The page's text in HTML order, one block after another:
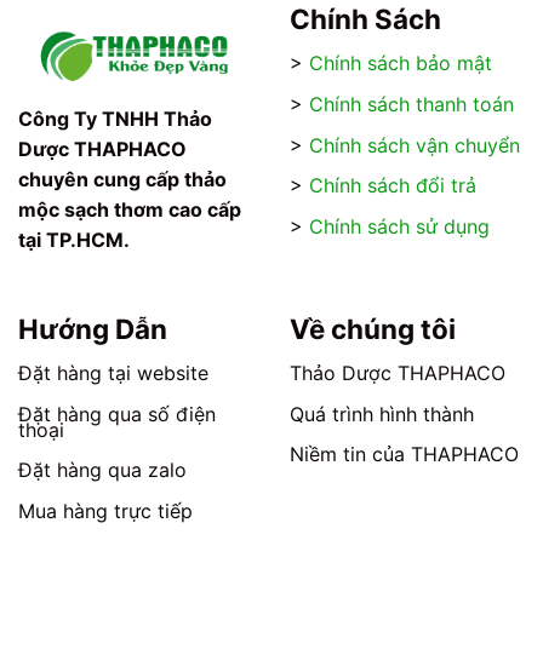
nhiều
biến
Các
tùy
chọn
có
thể
được
trang
sản
phẩm
có
nhiều
biến
Các
tùy
có
được
trang
sản
phẩm
Công Ty TNHH Thảo
Dược THAPHACO
chuyên cung cấp thảo
mộc sạch thơm cao cấp
tại TP.HCM.
Chính Sách
> Chính sách bảo mật
> Chính sách thanh toán
> Chính sách vận chuyển
> Chính sách đổi trả
> Chính sách sử dụng
Hướng Dẫn
Đặt hàng tại website
Đặt hàng qua số điện
thoại
Đặt hàng qua zalo
Mua hàng trực tiếp
Về chúng tôi
Thảo Dược THAPHACO
Quá trình hình thành
Niềm tin của THAPHACO